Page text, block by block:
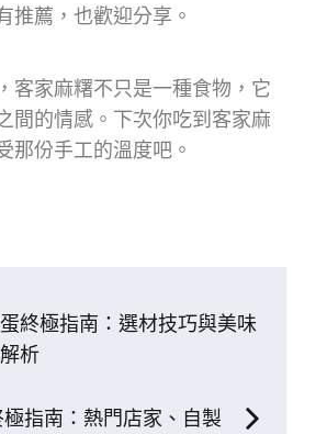
推薦，也歡迎分享。
客家麻糬不只是一種食物，它
間的情感。下次你吃到客家麻
那份手工的溫度吧。
終極指南：選材技巧與美味
析
指南：熱門店家、自製